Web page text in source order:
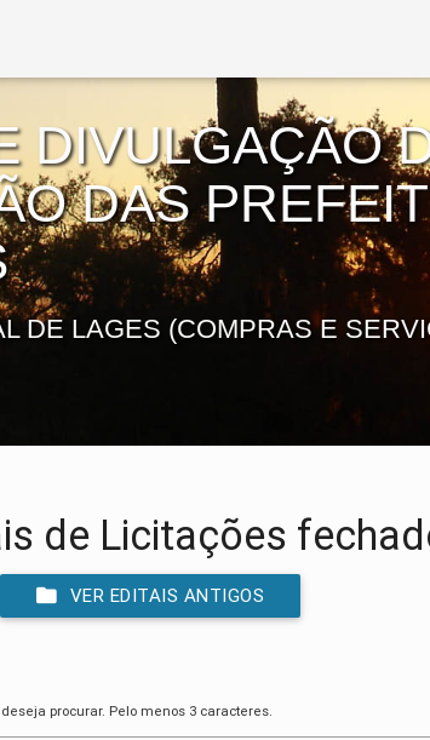
DIVULGAÇÃO
DAS
DE LAGES (COMPRAS E
de Licitações
VER EDITAIS ANTIGOS
procurar. Pelo menos 3 caracteres.